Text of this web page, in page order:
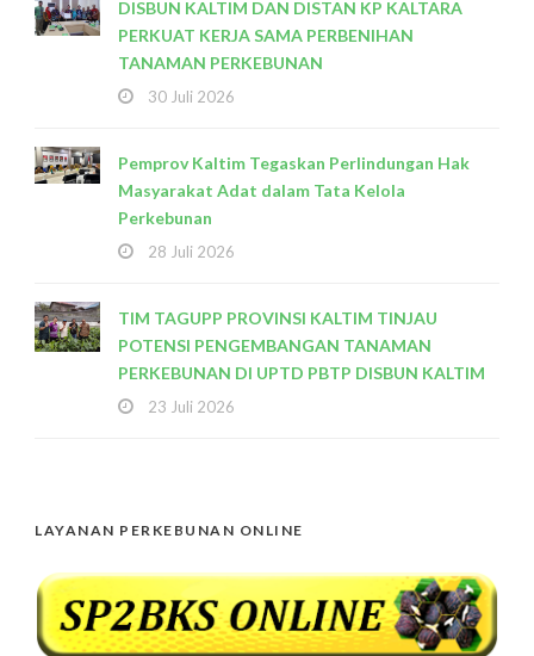
DISBUN KALTIM DAN DISTAN KP KALTARA
PERKUAT KERJA SAMA PERBENIHAN
TANAMAN PERKEBUNAN
30 Juli 2026
Pemprov Kaltim Tegaskan Perlindungan Hak
Masyarakat Adat dalam Tata Kelola
Perkebunan
28 Juli 2026
TIM TAGUPP PROVINSI KALTIM TINJAU
POTENSI PENGEMBANGAN TANAMAN
PERKEBUNAN DI UPTD PBTP DISBUN KALTIM
23 Juli 2026
LAYANAN PERKEBUNAN ONLINE